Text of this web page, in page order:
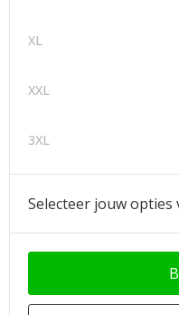
XL
XXL
3XL
Selecteer jouw